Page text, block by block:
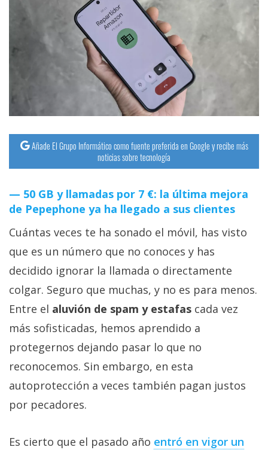
Plataformas
streaming
Trucos
y
Tutoriales
Sistemas
operativos
Profesional
+
Más
temas
Sorteos
Foros
Contacto
Añade El Grupo Informático como fuente preferida en Google y recibe más
noticias sobre tecnología
50 GB y llamadas por 7 €: la última mejora
de Pepephone ya ha llegado a sus clientes
Cuántas veces te ha sonado el móvil, has visto
que es un número que no conoces y has
decidido ignorar la llamada o directamente
colgar. Seguro que muchas, y no es para menos.
Entre el aluvión de spam y estafas cada vez
más sofisticadas, hemos aprendido a
protegernos dejando pasar lo que no
reconocemos. Sin embargo, en esta
autoprotección a veces también pagan justos
por pecadores.
Es cierto que el pasado año entró en vigor un